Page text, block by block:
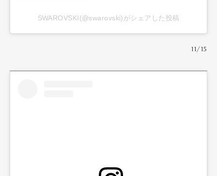
SWAROVSKI(@swarovski)がシェアした投稿
11/15